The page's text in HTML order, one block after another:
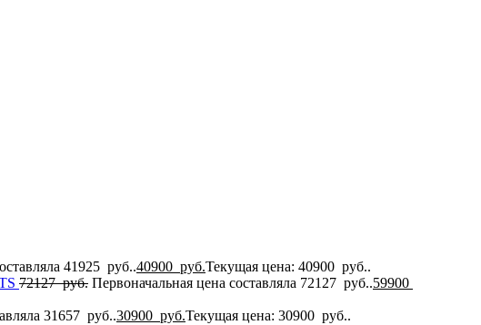
41925 руб..40900 руб.Текущая цена: 40900 руб..
72127руб. Первоначальная цена составляла 72127 руб..59900
31657 руб..30900 руб.Текущая цена: 30900 руб..